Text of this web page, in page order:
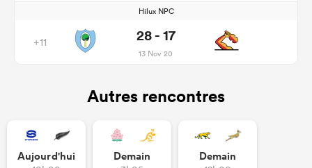
Hilux NPC
+11 28 - 17
13 Nov 20
Autres rencontres
Aujourd'hui Demain Demain